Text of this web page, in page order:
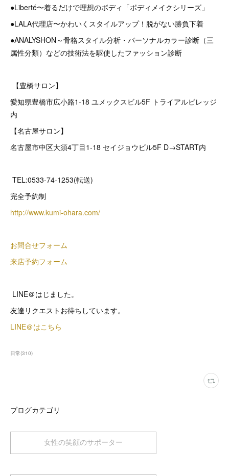
●Liberté〜着るだけで理想のボディ「ボディメイクシリーズ」
●LALA代理店〜かわいくスタイルアップ！脱がない勝負下着
●ANALYSHON～骨格スタイル分析・パーソナルカラー診断（三
属性分類）などの技術法を駆使したファッション診断
【豊橋サロン】
愛知県豊橋市広小路1-18 ユメックスビル5F トライアルビレッジ
内
【名古屋サロン】
名古屋市中区大須4丁目1-18 セイジョウビル5F D→START内
TEL:0533-74-1253(転送)
完全予約制
http://www.kumi-ohara.com/
お問合せフォーム
来店予約フォーム
LINE＠はじました。
友達リクエストお待ちしています。
LINE＠はこちら
日常(310)
ブログカテゴリ
女性の笑顔のサポーター